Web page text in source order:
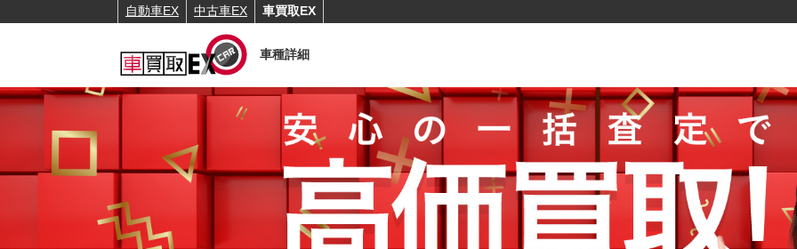
自動車EX 中古車EX 車買取EX
車種詳細